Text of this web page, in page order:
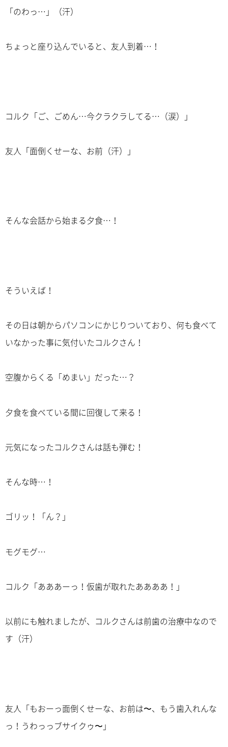
「のわっ…」（汗）
ちょっと座り込んでいると、友人到着…！
コルク「ご、ごめん…今クラクラしてる…（涙）」
友人「面倒くせーな、お前（汗）」
そんな会話から始まる夕食…！
そういえば！
その日は朝からパソコンにかじりついており、何も食べて
いなかった事に気付いたコルクさん！
空腹からくる「めまい」だった…？
夕食を食べている間に回復して来る！
元気になったコルクさんは話も弾む！
そんな時…！
ゴリッ！「ん？」
モグモグ…
コルク「あああーっ！仮歯が取れたああああ！」
以前にも触れましたが、コルクさんは前歯の治療中なので
す（汗）
友人「もおーっ面倒くせーな、お前は〜、もう歯入れんな
っ！うわっっブサイクゥ〜」